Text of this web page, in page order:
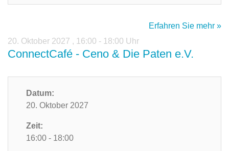
Erfahren Sie mehr »
20. Oktober 2027 , 16:00 - 18:00 Uhr
ConnectCafé - Ceno & Die Paten e.V.
Datum:
20. Oktober 2027
Zeit:
16:00 - 18:00